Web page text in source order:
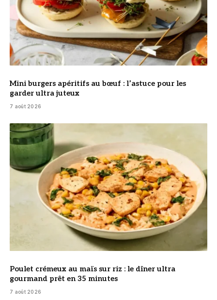
Mini burgers apéritifs au bœuf : l’astuce pour les
garder ultra juteux
7 août 2026
© DR
Poulet crémeux au maïs sur riz : le dîner ultra
gourmand prêt en 35 minutes
7 août 2026